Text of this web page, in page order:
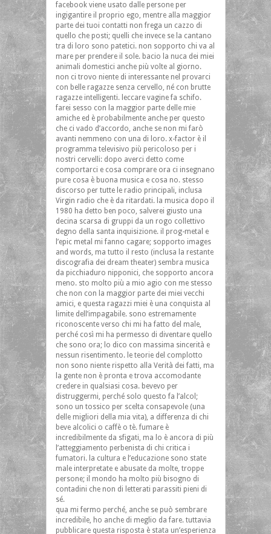
facebook viene usato dalle persone per
ingigantire il proprio ego, mentre alla maggior
parte dei tuoi contatti non frega un cazzo di
quello che posti; quelli che invece se la cantano
tra di loro sono patetici. non sopporto chi va al
mare per prendere il sole. bacio la nuca dei miei
animali domestici anche più volte al giorno.
non ci trovo niente di interessante nel provarci
con belle ragazze senza cervello, né con brutte
ragazze intelligenti. leccare vagine fa schifo.
farei sesso con la maggior parte delle mie
amiche ed è probabilmente anche per questo
che ci vado d’accordo, anche se non mi farò
avanti nemmeno con una di loro. x-factor è il
programma televisivo più pericoloso per i
nostri cervelli: dopo averci detto come
comportarci e cosa comprare ora ci insegnano
pure cosa è buona musica e cosa no. stesso
discorso per tutte le radio principali, inclusa
Virgin radio che è da ritardati. la musica dopo il
1980 ha detto ben poco, salverei giusto una
decina scarsa di gruppi da un rogo collettivo
degno della santa inquisizione. il prog-metal e
l’epic metal mi fanno cagare; sopporto images
and words, ma tutto il resto (inclusa la restante
discografia dei dream theater) sembra musica
da picchiaduro nipponici, che sopporto ancora
meno. sto molto più a mio agio con me stesso
che non con la maggior parte dei miei vecchi
amici, e questa ragazzi miei è una conquista al
limite dell’impagabile. sono estremamente
riconoscente verso chi mi ha fatto del male,
perché così mi ha permesso di diventare quello
che sono ora; lo dico con massima sincerità e
nessun risentimento. le teorie del complotto
non sono niente rispetto alla Verità dei fatti, ma
la gente non è pronta e trova accomodante
credere in qualsiasi cosa. bevevo per
distruggermi, perché solo questo fa l’alcol;
sono un tossico per scelta consapevole (una
delle migliori della mia vita), a differenza di chi
beve alcolici o caffè o tè. fumare è
incredibilmente da sfigati, ma lo è ancora di più
l’atteggiamento perbenista di chi critica i
fumatori. la cultura e l’educazione sono state
male interpretate e abusate da molte, troppe
persone; il mondo ha molto più bisogno di
contadini che non di letterati parassiti pieni di
sé.
qua mi fermo perché, anche se può sembrare
incredibile, ho anche di meglio da fare. tuttavia
pubblicare questa risposta è stata un’esperienza